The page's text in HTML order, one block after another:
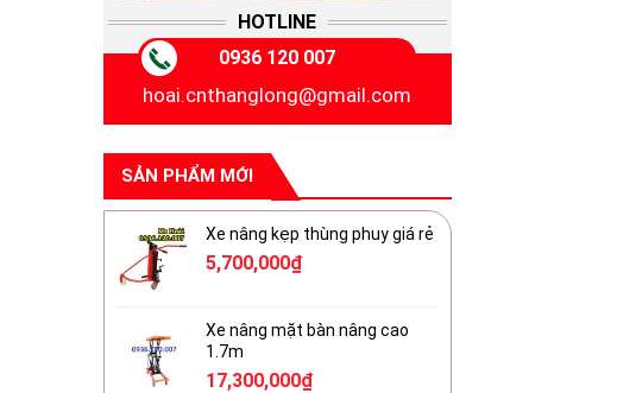
HOTLINE
0936 120 007
hoai.cnthanglong@gmail.com
SẢN PHẨM MỚI
Xe nâng kẹp thùng phuy giá rẻ
5,700,000₫
Xe nâng mặt bàn nâng cao
1.7m
17,300,000₫